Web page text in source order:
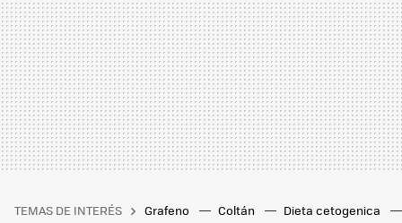
TEMAS DE INTERÉS Grafeno Coltán Dieta cetogenica